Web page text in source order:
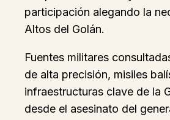
participación alegando la
Altos del Golán.
Fuentes militares
de alta precisión, misiles
infraestructuras clave de la
desde el asesinato del